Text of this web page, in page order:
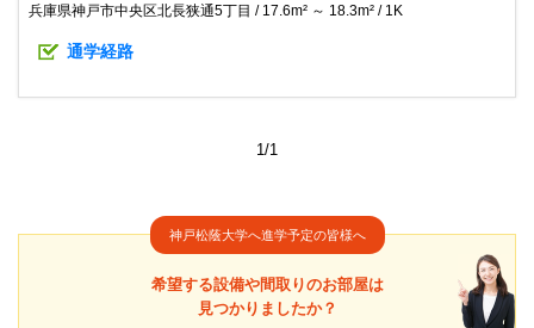
兵庫県神戸市中央区北長狭通5丁目 17.6m² ～ 18.3m² 1K
通学経路
1/1
神戸松蔭大学へ進学予定の皆様へ
希望する設備や間取りのお部屋は
見つかりましたか？